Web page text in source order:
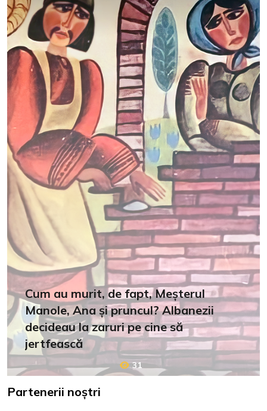
Cum au murit, de fapt, Meșterul
Manole, Ana și pruncul? Albanezii
decideau la zaruri pe cine să
jertfească
31
Partenerii noștri